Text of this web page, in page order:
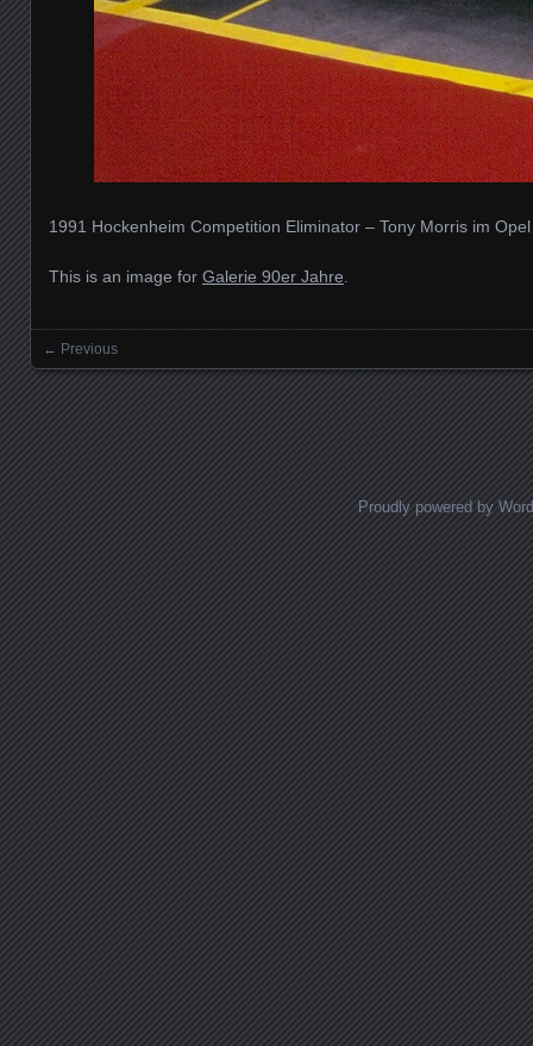
1991 Hockenheim Competition Eliminator – Tony Morris im
This is an image for Galerie 90er Jahre
Images navigation
← Previous
Proudly powered by